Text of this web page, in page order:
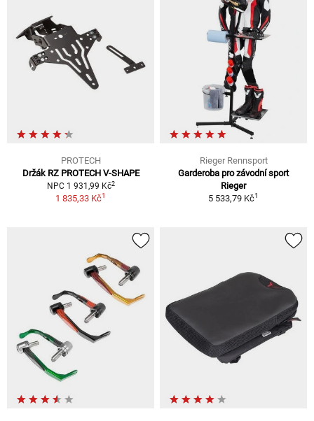
PROTECH
Držák RZ PROTECH V-SHAPE
NPC 1 931,99 Kč2
1 835,33 Kč1
Rieger Rennsport
Garderoba pro závodní sport
Rieger
5 533,79 Kč1